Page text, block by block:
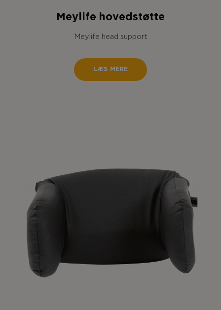
Meylife hovedstøtte
Meylife head support
LÆS MERE